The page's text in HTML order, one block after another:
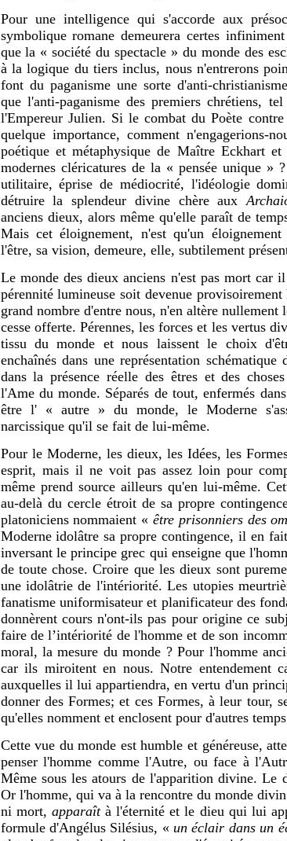
Pour une intelligence qui s'accorde aux
symbolique romane demeurera certes
que la « société du spectacle » du monde des
à la logique du tiers inclus, nous n'entrerons
font du paganisme une sorte d'anti-
que l'anti-paganisme des premiers chrétiens,
l'Empereur Julien. Si le combat du Poète
quelque importance, comment n'engagerions-
poétique et métaphysique de Maître Eckhart
modernes cléricatures de la « pensée unique »
utilitaire, éprise de médiocrité, l'idéologie
détruire la splendeur divine chère aux
anciens dieux, alors même qu'elle paraît de
Mais cet éloignement, n'est qu'un
l'être, sa vision, demeure, elle, subtilement
Le monde des dieux anciens n'est pas mort car
pérennité lumineuse soit devenue
grand nombre d'entre nous, n'en altère nullement
cesse offerte. Pérennes, les forces et les vertus
tissu du monde et nous laissent le choix
enchaînés dans une représentation
dans la présence réelle des êtres et des
l'Ame du monde. Séparés de tout, enfermés
être l' « autre » du monde, le Moderne
narcissique qu'il se fait de lui-même.
Pour le Moderne, les dieux, les Idées, les
esprit, mais il ne voit pas assez loin pour
même prend source ailleurs qu'en lui-même.
au-delà du cercle étroit de sa propre
platoniciens nommaient « être prisonniers des
Moderne idolâtre sa propre contingence, il en
inversant le principe grec qui enseigne que
de toute chose. Croire que les dieux sont
une idolâtrie de l'intériorité. Les utopies
fanatisme uniformisateur et planificateur des
donnèrent cours n'ont-ils pas pour origine ce
faire de l’intériorité de l'homme et de son
moral, la mesure du monde ? Pour l'homme
car ils miroitent en nous. Notre entendement
auxquelles il lui appartiendra, en vertu d'un
donner des Formes; et ces Formes, à leur tour,
qu'elles nomment et enclosent pour d'autres
Cette vue du monde est humble et généreuse,
penser l'homme comme l'Autre, ou face à
Même sous les atours de l'apparition divine. Le
Or l'homme, qui va à la rencontre du monde
ni mort, apparaîtà l'éternité et le dieu qui lui
formule d'Angélus Silésius, « un éclair dans un